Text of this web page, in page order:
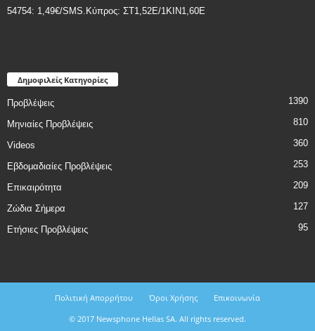
54754: 1,49€/SMS.Κύπρος: ΣT1,52E/1KIN1,60E
Δημοφιλείς Κατηγορίες
Προβλέψεις 1390
Μηνιαίες Προβλέψεις 810
Videos 360
Εβδομαδιαίες Προβλέψεις 253
Επικαιρότητα 209
Ζώδια Σήμερα 127
Ετήσιες Προβλέψεις 95
Πολιτική Απορρήτου Όροι Χρήσης
Επικοινωνία
© 2017 Newsphone Hellas SA. All rights reserved.